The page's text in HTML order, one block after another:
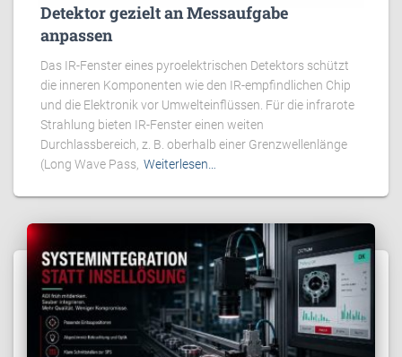
Detektor gezielt an Messaufgabe
anpassen
Das IR-Fenster eines pyroelektrischen Detektors schützt
die inneren Komponenten wie den IR-empfindlichen Chip
und die Elektronik vor Umwelteinflüssen. Für die infrarote
Strahlung bieten IR-Fenster einen weiten
Durchlassbereich, z. B. oberhalb einer Grenzwellenlänge
(Long Wave Pass, Weiterlesen…